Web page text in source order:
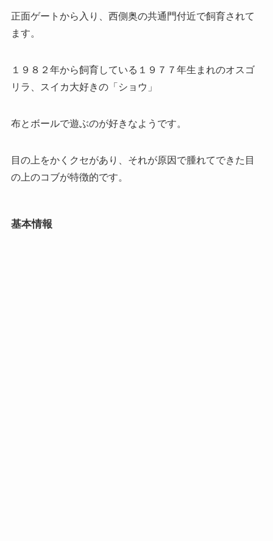
正面ゲートから入り、西側奥の共通門付近で飼育されて
ます。
１９８２年から飼育している１９７７年生まれのオスゴ
リラ、スイカ大好きの「ショウ」
布とボールで遊ぶのが好きなようです。
目の上をかくクセがあり、それが原因で腫れてできた目
の上のコブが特徴的です。
基本情報